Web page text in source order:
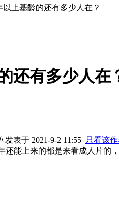
以上基齡的还有多少人在？
还有多少人在
发表于 2021-9-2 11:55 只看该
还能上来的都是来看成人片的